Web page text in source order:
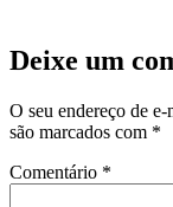
Deixe um
O seu endereço de
são marcados com *
Comentário *